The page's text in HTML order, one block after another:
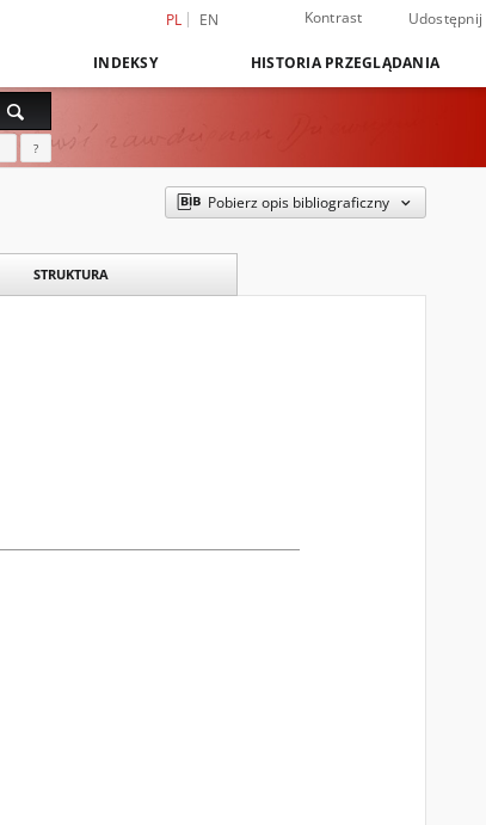
PL EN Kontrast Udostępnij
INDEKSY HISTORIA PRZEGLĄDANIA
?
Pobierz opis bibliograficzny
STRUKTURA